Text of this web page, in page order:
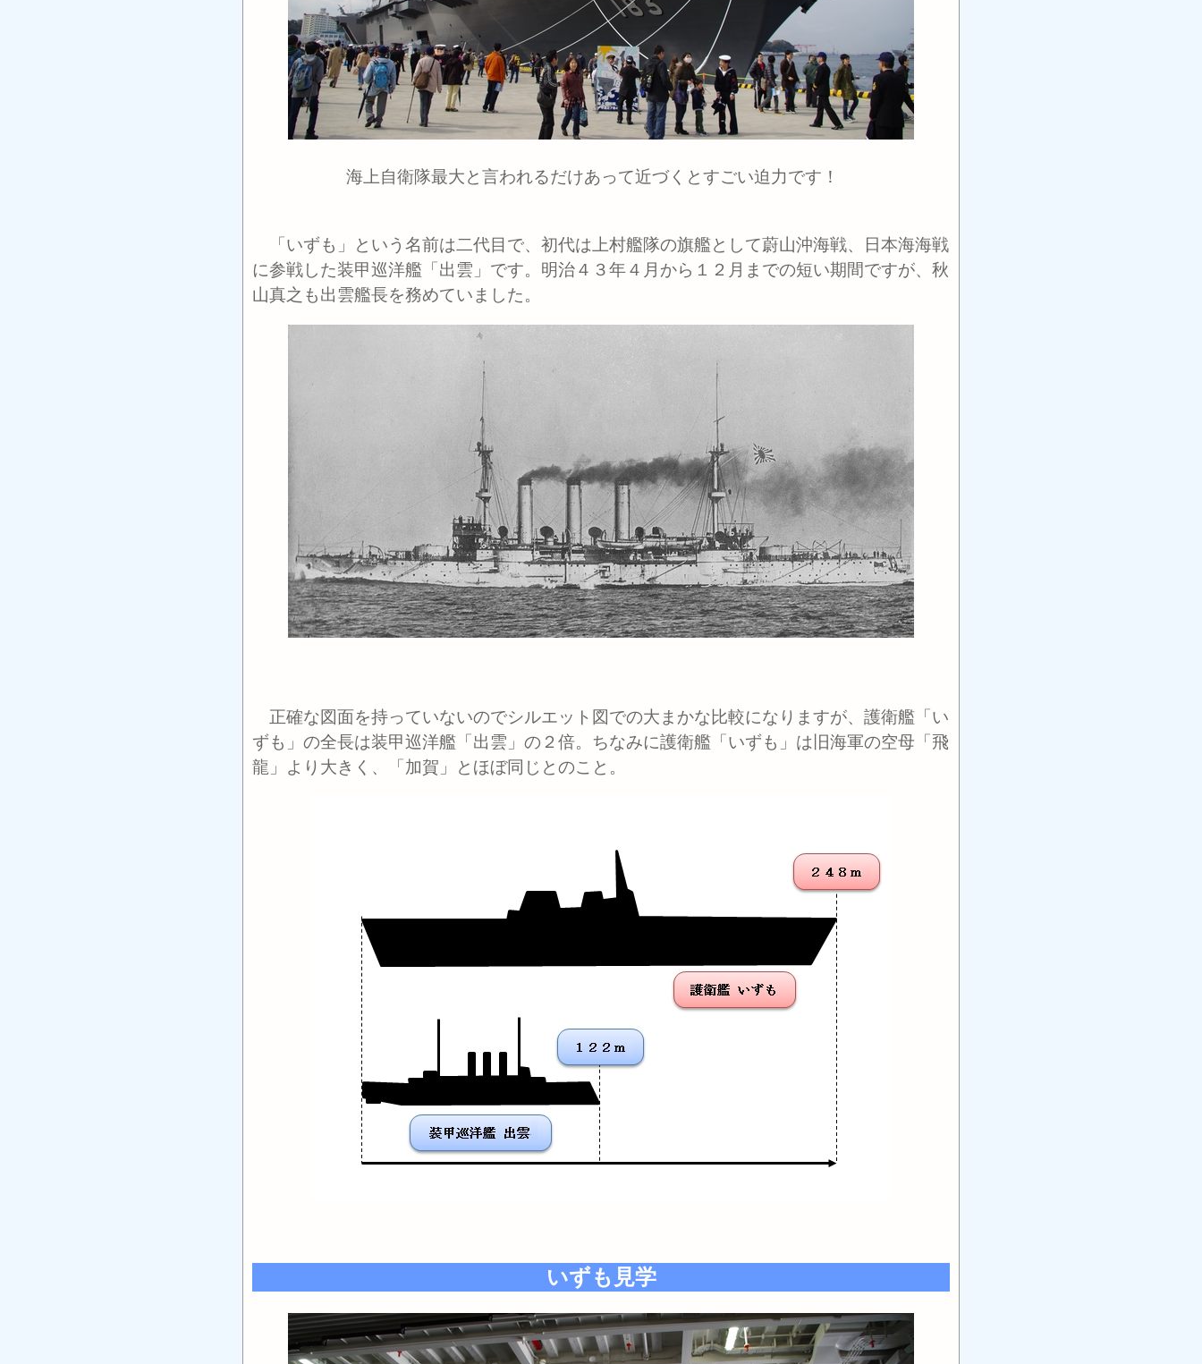
海上自衛隊最大と言われるだけあって近づくとすごい迫力です！
「いずも」という名前は二代目で、初代は上村艦隊の旗艦として蔚山沖海戦、日本海海戦
に参戦した装甲巡洋艦「出雲」です。明治４３年４月から１２月までの短い期間ですが、秋
山真之も出雲艦長を務めていました。
正確な図面を持っていないのでシルエット図での大まかな比較になりますが、護衛艦「い
ずも」の全長は装甲巡洋艦「出雲」の２倍。ちなみに護衛艦「いずも」は旧海軍の空母「飛
龍」より大きく、「加賀」とほぼ同じとのこと。
いずも見学